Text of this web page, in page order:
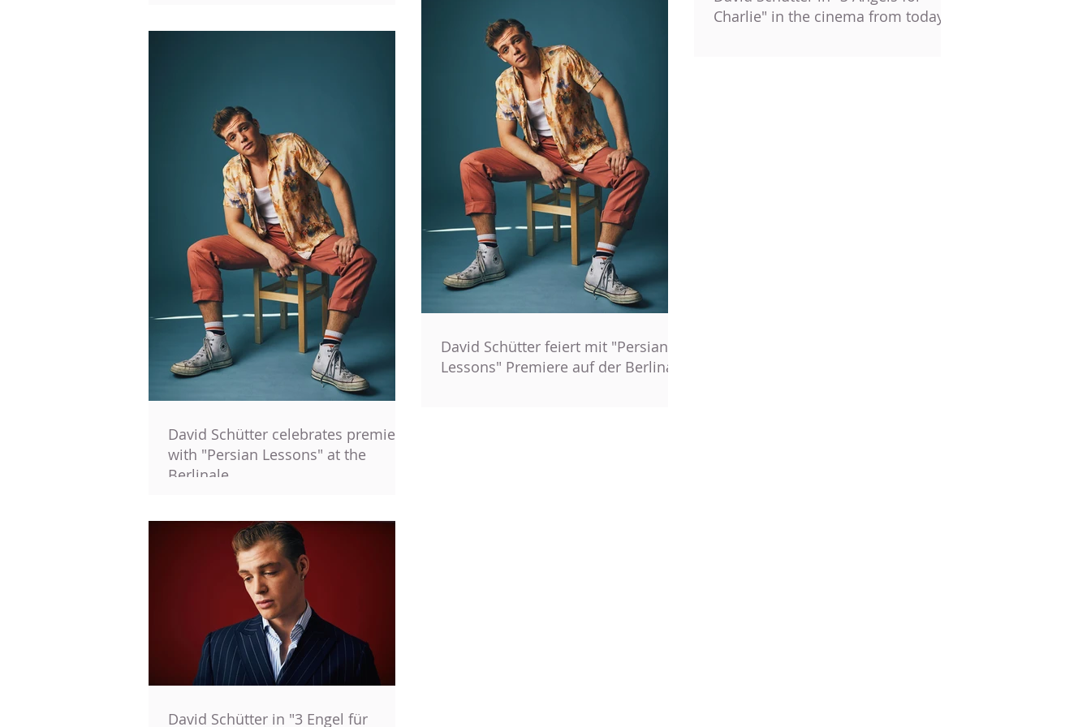
David Schütter celebrates premiere
with "Persian Lessons" at the
Berlinale
David Schütter feiert mit "Persian
Lessons" Premiere auf der Berlinale
Charlie" in the cinema from today
David Schütter in "3 Engel für